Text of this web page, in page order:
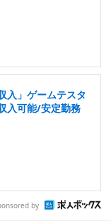
入」ゲームテスタ
入可能/安定勤務
by